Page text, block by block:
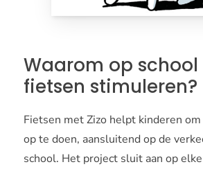
Waarom op school
fietsen stimuleren?
Fietsen met Zizo helpt kinderen
op te doen, aansluitend op de
school. Het project sluit aan op elke